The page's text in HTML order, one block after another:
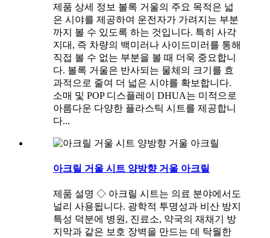
제품 상세 정보 볼록 거울의 주요 목적은 넓
은 시야를 제공하여 운전자가 가려지는 부분
까지 볼 수 있도록 하는 것입니다. 특히 사각
지대, 즉 차량의 백미러나 사이드미러를 통해
직접 볼 수 없는 부분을 볼 때 더욱 중요합니
다. 볼록 거울은 반사되는 물체의 크기를 효
과적으로 줄여 더 넓은 시야를 확보합니다.
소매 및 POP 디스플레이 DHUA는 미적으로
아름다운 다양한 플라스틱 시트를 제공합니
다...
아크릴 거울 시트 양방향 거울 아크릴
제품 설명 ◇ 아크릴 시트는 의료 분야에서도
널리 사용됩니다. 광학적 투명성과 비산 방지
특성 덕분에 병원, 진료소, 약국의 재채기 방
지막과 같은 보호 장벽을 만드는 데 탁월한